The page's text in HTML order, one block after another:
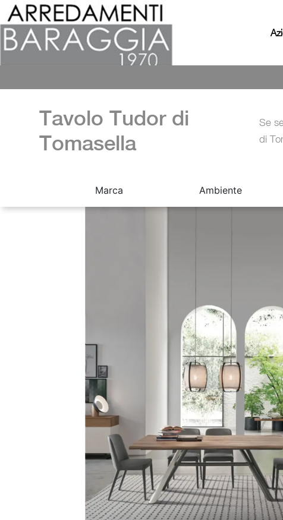
Tavolo Tudor di
Tomasella
Se
di
Marca Ambiente